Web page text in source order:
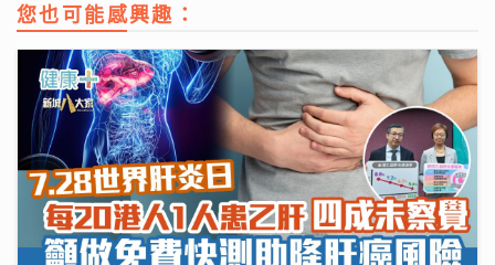
您也可能感興趣：